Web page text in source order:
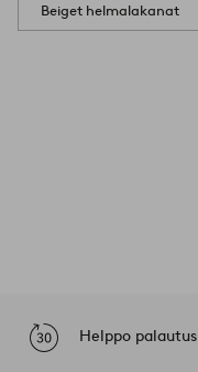
Beiget helmalakanat
Helppo palautus